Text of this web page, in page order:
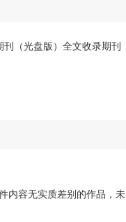
（光盘版）全文收录期刊
内容无实质差别的作品，未